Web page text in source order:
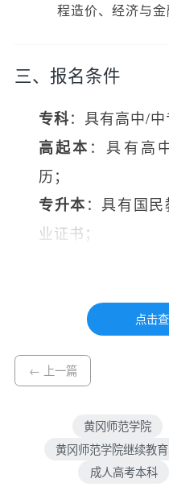
程造价、经济与
三、报名条件
专科：具有高中/中
高起本 ：具有高
历；
专升本：具有国
业证书；
四、报名流程
：即日起至
身份证、学历证明
网上填报：9月初
完成志愿填报；
点击
← 上一篇
黄冈师范学院
黄冈师范学院继续教
成人高考本科